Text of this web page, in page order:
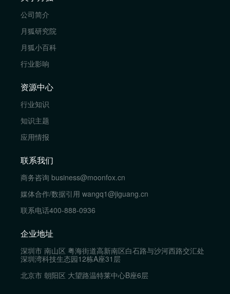
公司简介
月狐研究院
月狐小百科
行业影响
资源中心
行业知识
知识主题
应用情报
联系我们
商务咨询 business@moonfox.cn
媒体合作/数据引用 wangq1@jiguang.cn
联系电话400-888-0936
企业地址
深圳市 南山区 粤海街道高新南区白石路与沙河西路交汇处
深圳湾科技生态园12栋A座31层
北京市 朝阳区 大望路温特莱中心B座6层